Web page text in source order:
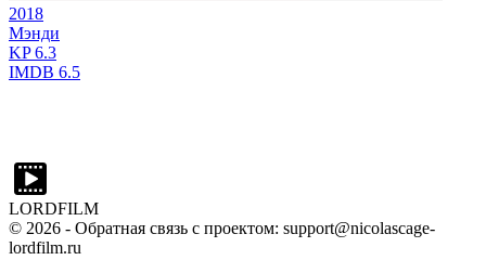
2018
Мэнди
KP6.3
IMDB 6.5
LORDFILM
© 2026 - Обратная связь с проектом: support@nicolascage-
lordfilm.ru